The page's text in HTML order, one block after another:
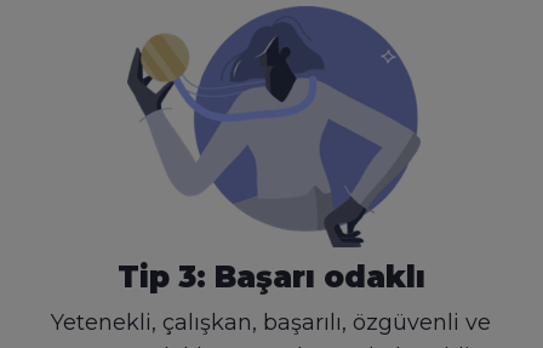
Tip 3: Başarı odaklı
Yetenekli, çalışkan, başarılı, özgüvenli ve